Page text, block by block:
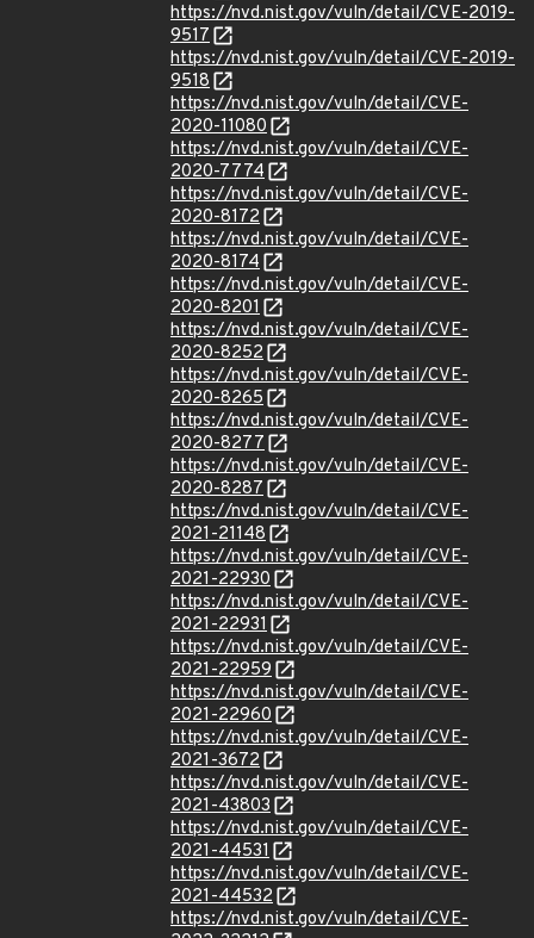
https://nvd.nist.gov/vuln/detail/CVE-2019-
9517
https://nvd.nist.gov/vuln/detail/CVE-2019-
9518
https://nvd.nist.gov/vuln/detail/CVE-
2020-11080
https://nvd.nist.gov/vuln/detail/CVE-
2020-7774
https://nvd.nist.gov/vuln/detail/CVE-
2020-8172
https://nvd.nist.gov/vuln/detail/CVE-
2020-8174
https://nvd.nist.gov/vuln/detail/CVE-
2020-8201
https://nvd.nist.gov/vuln/detail/CVE-
2020-8252
https://nvd.nist.gov/vuln/detail/CVE-
2020-8265
https://nvd.nist.gov/vuln/detail/CVE-
2020-8277
https://nvd.nist.gov/vuln/detail/CVE-
2020-8287
https://nvd.nist.gov/vuln/detail/CVE-
2021-21148
https://nvd.nist.gov/vuln/detail/CVE-
2021-22930
https://nvd.nist.gov/vuln/detail/CVE-
2021-22931
https://nvd.nist.gov/vuln/detail/CVE-
2021-22959
https://nvd.nist.gov/vuln/detail/CVE-
2021-22960
https://nvd.nist.gov/vuln/detail/CVE-
2021-3672
https://nvd.nist.gov/vuln/detail/CVE-
2021-43803
https://nvd.nist.gov/vuln/detail/CVE-
2021-44531
https://nvd.nist.gov/vuln/detail/CVE-
2021-44532
https://nvd.nist.gov/vuln/detail/CVE-